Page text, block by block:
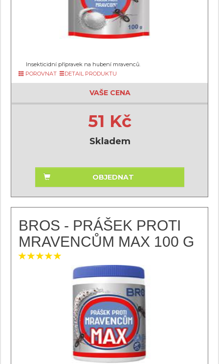
Insekticidní přípravek na hubení mravenců.
POROVNAT
DETAIL PRODUKTU
VAŠE CENA
51 Kč
Skladem
OBJEDNAT
BROS - PRÁŠEK PROTI
MRAVENCŮM MAX 100 G